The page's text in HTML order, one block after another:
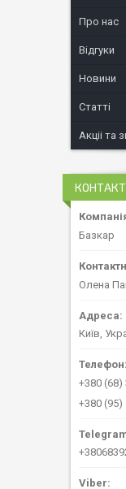
Про нас
Відгуки
Новини
Статті
Акціі та
Базкар
Олена
Київ,
+380 (68)
+380 (95)